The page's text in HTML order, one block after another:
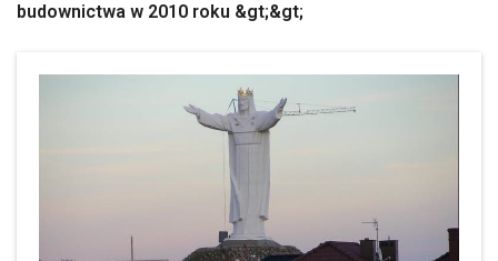
budownictwa w 2010 roku &gt;&gt;